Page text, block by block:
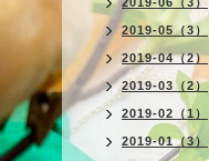
2019-05（3）
2019-04（2）
2019-03（2）
2019-02（1）
2019-01（3）